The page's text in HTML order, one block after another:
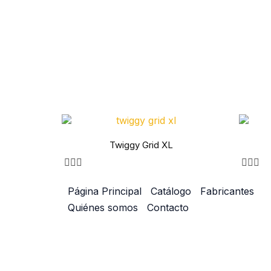
Twiggy Grid XL
Página Principal Catálogo
Fabricantes
Quiénes somos
Contacto